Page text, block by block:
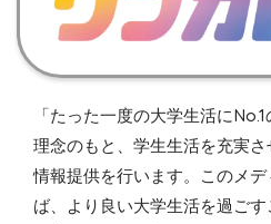
「たった一度の大学生活に
理念のもと、学生生活を充実
情報提供を行います。このメ
ば、より良い大学生活を過ご